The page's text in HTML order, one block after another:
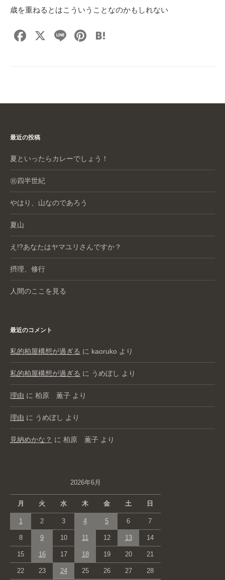
歳を重ねるとはこういうことなのかもしれない
F
b
o
X
Li
Pi
st a
最近の投稿
夏といったらカレーでしょう！
㊗️四半世紀
やはり、山なのであろう
夏山
え!?あなたはヤマユリさんですか？
摂理、修行
人間のここを見る
最近のコメント
私的柏屋構想が過ぎる に kaoruko より
私的柏屋構想が過ぎる に うめぼし より
理由 に 柏原 薫子 より
理由 に うめぼし より
見納めかな？ に 柏原 薫子 より
2026年6月
月 火 水 木 金 土 日
1 2 3 4 5 6 7
8 9 10 11 12 13 14
15 16 17 18 19 20 21
22 23 24 25 26 27 28